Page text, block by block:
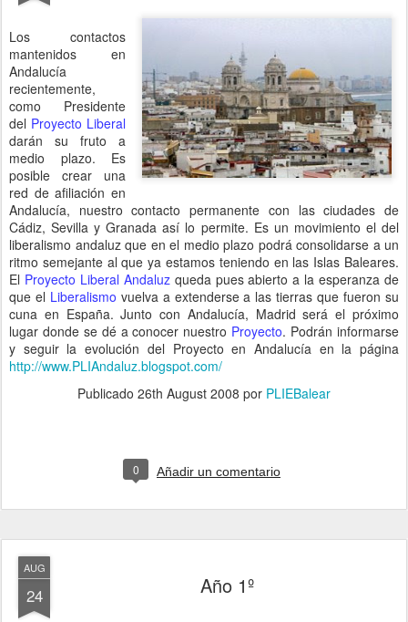
Los contactos
mantenidos en
Andalucía
recientemente,
como Presidente
del Proyecto Liberal
darán su fruto a
medio plazo. Es
posible crear una
red de afiliación en
Andalucía, nuestro contacto permanente con las ciudades de
Cádiz, Sevilla y Granada así lo permite. Es un movimiento el del
liberalismo andaluz que en el medio plazo podrá consolidarse a un
ritmo semejante al que ya estamos teniendo en las Islas Baleares.
El Proyecto Liberal Andaluzqueda pues abierto a la esperanza de
que el Liberalismo vuelva a extenderse a las tierras que fueron su
cuna en España. Junto con Andalucía, Madrid será el próximo
lugar donde se dé a conocer nuestro Proyecto. Podrán informarse
y seguir la evolución del Proyecto en Andalucía en la página
http://www.PLIAndaluz.blogspot.com/
Publicado 26th August 2008 por PLIEBalear
0 Añadir un comentario
AUG
24 Año 1º